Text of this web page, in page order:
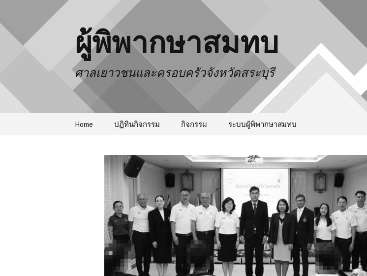
ผู้พิพากษาสมทบ
ศาลเยาวชนและครอบครัวจังหวัดสระบุรี
Home ปฏิทินกิจกรรม กิจกรรม
ธรรมะชำระใจ
ก้อนดินความดี
กระบวนการทางความคิด
เครือข่ายชุมชน
ระบบผู้พิพากษาสมทบ